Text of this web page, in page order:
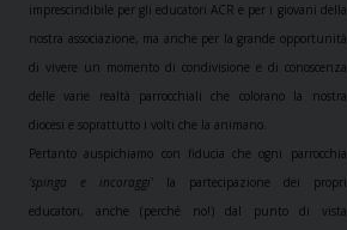
imprescindibile per gli educatori ACR e per i giovani della
nostra associazione, ma anche per la grande opportunità
di vivere un momento di condivisione e di conoscenza
delle varie realtà parrocchiali che colorano la nostra
diocesi e soprattutto i volti che la animano.
Pertanto auspichiamo con fiducia che ogni parrocchia
‘spinga e incoraggi’la partecipazione dei propri
educatori, anche (perché no!) dal punto di vista